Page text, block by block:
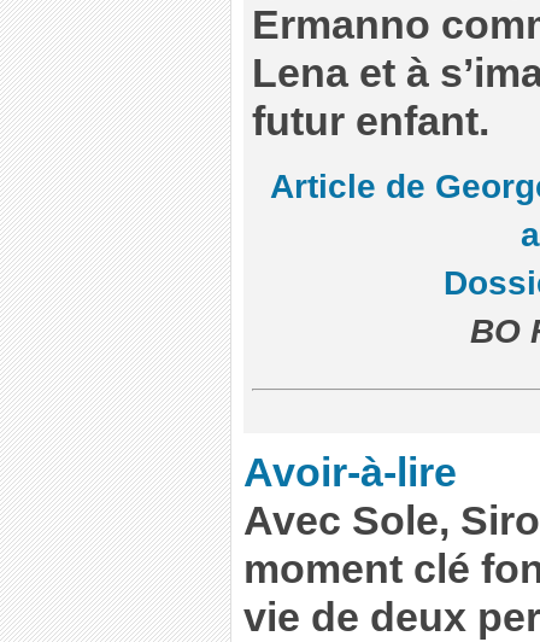
Ermanno
Lena et à
futur enfant.
Article de
BO
Avoir-à-lire
Avec Sole,
moment clé
vie de deux